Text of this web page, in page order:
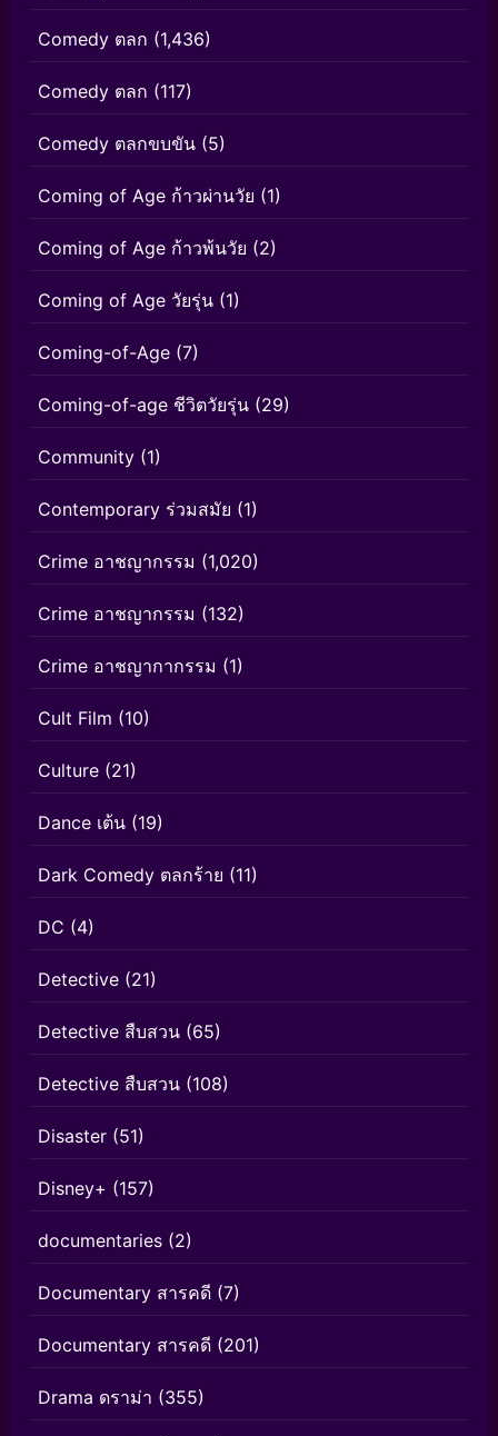
Comedy ตลก (1,436)
Comedy ตลก (117)
Comedy ตลกขบขัน (5)
Coming of Age ก้าวผ่านวัย (1)
Coming of Age ก้าวพ้นวัย (2)
Coming of Age วัยรุ่น (1)
Coming-of-Age (7)
Coming-of-age ชีวิตวัยรุ่น (29)
Community (1)
Contemporary ร่วมสมัย (1)
Crime อาชญากรรม (1,020)
Crime อาชญากรรม (132)
Crime อาชญากากรรม (1)
Cult Film (10)
Culture (21)
Dance เต้น (19)
Dark Comedy ตลกร้าย (11)
DC (4)
Detective (21)
Detective สืบสวน (65)
Detective สืบสวน (108)
Disaster (51)
Disney+ (157)
documentaries (2)
Documentary สารคดี (7)
Documentary สารคดี (201)
Drama ดราม่า (355)